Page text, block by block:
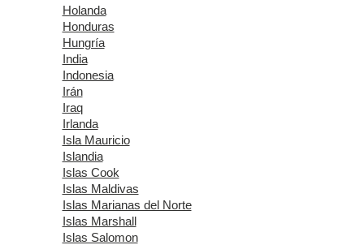
Holanda
Honduras
Hungría
India
Indonesia
Irán
Iraq
Irlanda
Isla Mauricio
Islandia
Islas Cook
Islas Maldivas
Islas Marianas del Norte
Islas Marshall
Islas Salomon